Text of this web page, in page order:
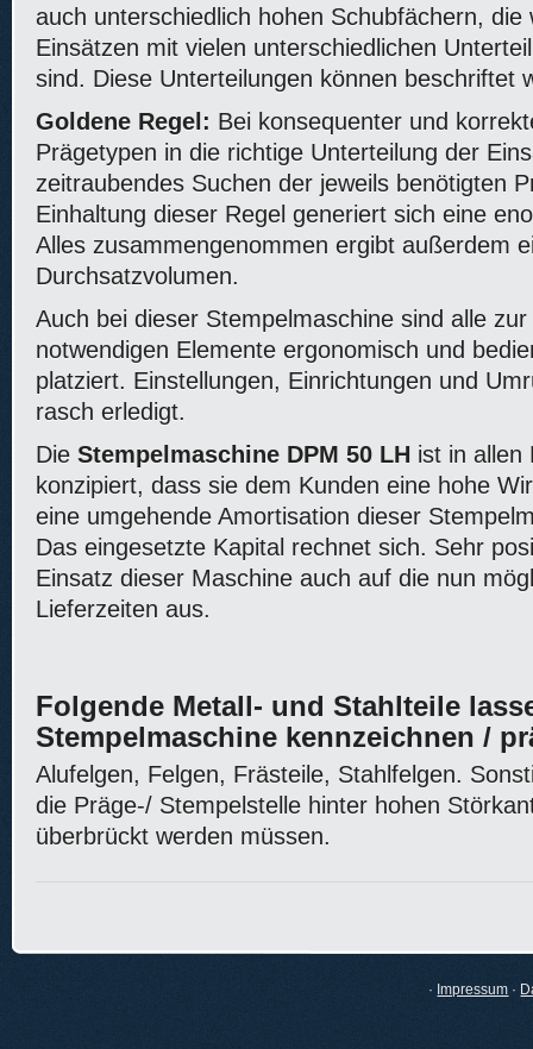
auch unterschiedlich hohen Schubfächern, die
Einsätzen mit vielen unterschiedlichen
sind. Diese Unterteilungen können beschriftet
Goldene Regel: Bei konsequenter und
Prägetypen in die richtige Unterteilung der
zeitraubendes Suchen der jeweils benötigten
Einhaltung dieser Regel generiert sich eine
Alles zusammengenommen ergibt außerdem
Durchsatzvolumen.
Auch bei dieser Stempelmaschine sind alle
notwendigen Elemente ergonomisch und
platziert. Einstellungen, Einrichtungen und
rasch erledigt.
Die Stempelmaschine DPM 50 LH ist in allen
konzipiert, dass sie dem Kunden eine hohe
eine umgehende Amortisation dieser
Das eingesetzte Kapital rechnet sich. Sehr
Einsatz dieser Maschine auch auf die nun
Lieferzeiten aus.
Folgende Metall- und Stahlteile
Stempelmaschine kennzeichnen /
Alufelgen, Felgen, Frästeile, Stahlfelgen.
die Präge-/ Stempelstelle hinter hohen
überbrückt werden müssen.
· Impressum ·